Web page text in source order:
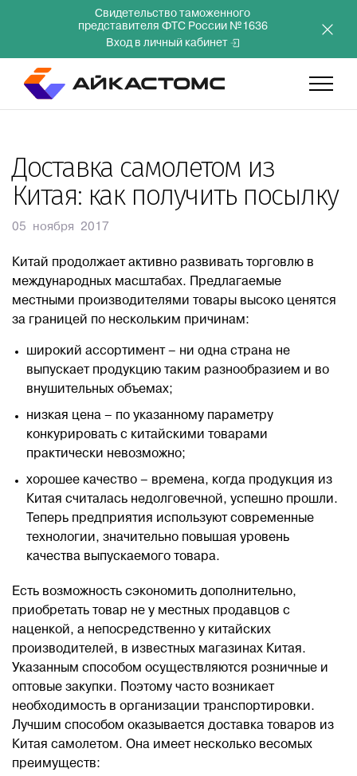
Свидетельство таможенного
представителя ФТС России №1636
Вход в личный кабинет
Услуги
Преимущества
Блог
Контакты
8 800 551 51 47
ПОДАТЬ ЗАЯВКУ
ВХОД
Доставка самолетом из
Китая: как получить посылку
05 ноября 2017
Китай продолжает активно развивать торговлю в
международных масштабах. Предлагаемые
местными производителями товары высоко ценятся
за границей по нескольким причинам:
широкий ассортимент – ни одна страна не
выпускает продукцию таким разнообразием и во
внушительных объемах;
низкая цена – по указанному параметру
конкурировать с китайскими товарами
практически невозможно;
хорошее качество – времена, когда продукция из
Китая считалась недолговечной, успешно прошли.
Теперь предприятия используют современные
технологии, значительно повышая уровень
качества выпускаемого товара.
Есть возможность сэкономить дополнительно,
приобретать товар не у местных продавцов с
наценкой, а непосредственно у китайских
производителей, в известных магазинах Китая.
Указанным способом осуществляются розничные и
оптовые закупки. Поэтому часто возникает
необходимость в организации транспортировки.
Лучшим способом оказывается доставка товаров из
Китая самолетом. Она имеет несколько весомых
преимуществ: